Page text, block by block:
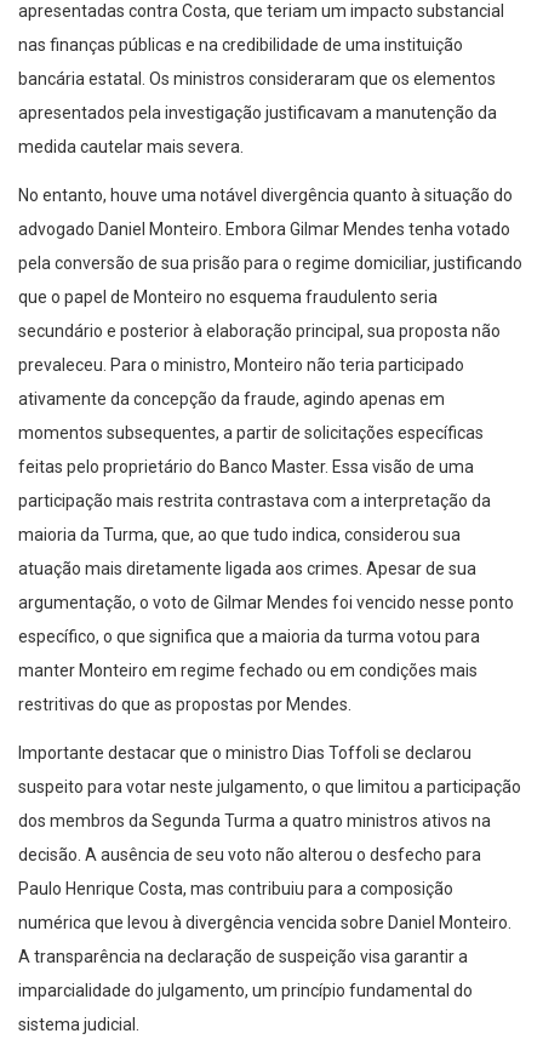
apresentadas contra Costa, que teriam um impacto substancial
nas finanças públicas e na credibilidade de uma instituição
bancária estatal. Os ministros consideraram que os elementos
apresentados pela investigação justificavam a manutenção da
medida cautelar mais severa.
No entanto, houve uma notável divergência quanto à situação do
advogado Daniel Monteiro. Embora Gilmar Mendes tenha votado
pela conversão de sua prisão para o regime domiciliar, justificando
que o papel de Monteiro no esquema fraudulento seria
secundário e posterior à elaboração principal, sua proposta não
prevaleceu. Para o ministro, Monteiro não teria participado
ativamente da concepção da fraude, agindo apenas em
momentos subsequentes, a partir de solicitações específicas
feitas pelo proprietário do Banco Master. Essa visão de uma
participação mais restrita contrastava com a interpretação da
maioria da Turma, que, ao que tudo indica, considerou sua
atuação mais diretamente ligada aos crimes. Apesar de sua
argumentação, o voto de Gilmar Mendes foi vencido nesse ponto
específico, o que significa que a maioria da turma votou para
manter Monteiro em regime fechado ou em condições mais
restritivas do que as propostas por Mendes.
Importante destacar que o ministro Dias Toffoli se declarou
suspeito para votar neste julgamento, o que limitou a participação
dos membros da Segunda Turma a quatro ministros ativos na
decisão. A ausência de seu voto não alterou o desfecho para
Paulo Henrique Costa, mas contribuiu para a composição
numérica que levou à divergência vencida sobre Daniel Monteiro.
A transparência na declaração de suspeição visa garantir a
imparcialidade do julgamento, um princípio fundamental do
sistema judicial.